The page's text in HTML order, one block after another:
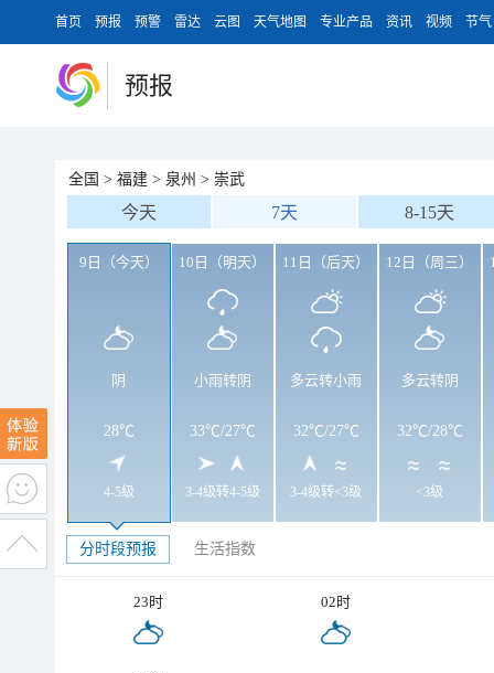
首页 预报 预警 雷达 云图 天气地图 专业产品 资讯 视频 节气
预报
全国 > 福建 > 泉州 > 崇武
今天 7天 8-15天
9日（今天）
阴
28℃
4-5级
10日（明天）
小雨转阴
33℃/27℃
3-4级转4-5级
11日（后天）
多云转小雨
32℃/27℃
3-4级转<3级
12日（周三）
多云转阴
32℃/28℃
<3级
分时段预报 生活指数
23时 02时